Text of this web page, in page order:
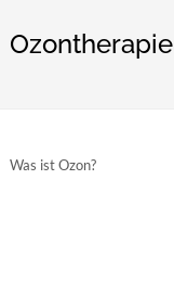
Ozontherapie
Was ist Ozon?